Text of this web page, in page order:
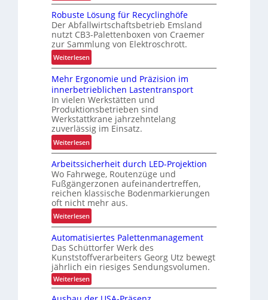
V
o
n
d
e
r
a
d
e
n
w
a
a
g
e
z
u
r
K
Robuste Lösung für Recyclinghöfe
Der Abfallwirtschaftsbetrieb Emsland
nutzt CB3-Palettenboxen von Craemer
zur Sammlung von Elektroschrott.
Weiterlesen:
R
o
b
u
s
t
e
L
ö
s
u
n
g
f
ü
r
R
e
c
y
c
Mehr Ergonomie und Präzision im
innerbetrieblichen Lastentransport
In vielen Werkstätten und
Produktionsbetrieben sind
Werkstattkrane jahrzehntelang
zuverlässig im Einsatz.
Weiterlesen:
M
e
h
r
E
r
g
o
n
o
m
i
e
Arbeitssicherheit durch LED-Projektion
Wo Fahrwege, Routenzüge und
Fußgängerzonen aufeinandertreffen,
reichen klassische Bodenmarkierungen
oft nicht mehr aus.
Weiterlesen:
A
r
b
e
i
t
s
Automatisiertes Palettenmanagement
Das Schüttorfer Werk des
Kunststoffverarbeiters Georg Utz bewegt
jährlich ein riesiges Sendungsvolumen.
Weiterlesen:
A
u